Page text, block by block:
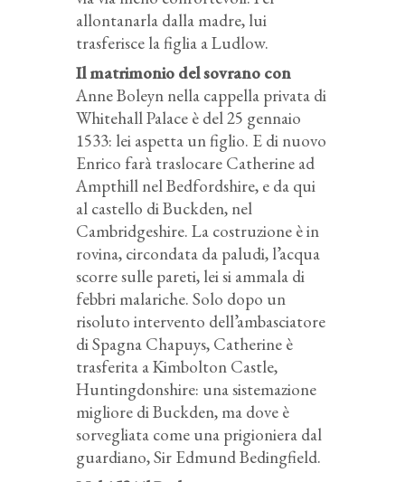
allontanarla dalla madre, lui
trasferisce la figlia a Ludlow.
Il matrimonio del sovrano con
Anne Boleyn nella cappella privata di
Whitehall Palace è del 25 gennaio
1533: lei aspetta un figlio. E di nuovo
Enrico farà traslocare Catherine ad
Ampthill nel Bedfordshire, e da qui
al castello di Buckden, nel
Cambridgeshire. La costruzione è in
rovina, circondata da paludi, l’acqua
scorre sulle pareti, lei si ammala di
febbri malariche. Solo dopo un
risoluto intervento dell’ambasciatore
di Spagna Chapuys, Catherine è
trasferita a Kimbolton Castle,
Huntingdonshire: una sistemazione
migliore di Buckden, ma dove è
sorvegliata come una prigioniera dal
guardiano, Sir Edmund Bedingfield.